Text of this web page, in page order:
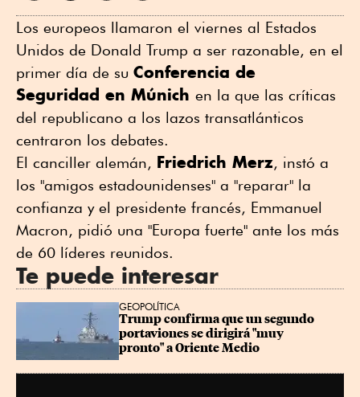
Los europeos llamaron el viernes al Estados
Unidos de Donald Trump a ser razonable, en el
primer día de su Conferencia de
Seguridad en Múnich en la que las críticas
del republicano a los lazos transatlánticos
centraron los debates.
El canciller alemán, Friedrich Merz, instó a
los "amigos estadounidenses" a "reparar" la
confianza y el presidente francés, Emmanuel
Macron, pidió una "Europa fuerte" ante los más
de 60 líderes reunidos.
Te puede interesar
GEOPOLÍTICA
Trump confirma que un segundo
portaviones se dirigirá "muy
pronto" a Oriente Medio